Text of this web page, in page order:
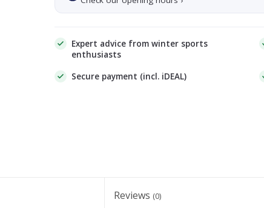
Expert advice from winter sports
enthusiasts
Secure payment (incl. iDEAL)
Reviews (0)